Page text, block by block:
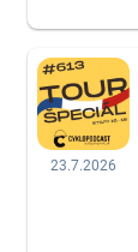
23.7.2026